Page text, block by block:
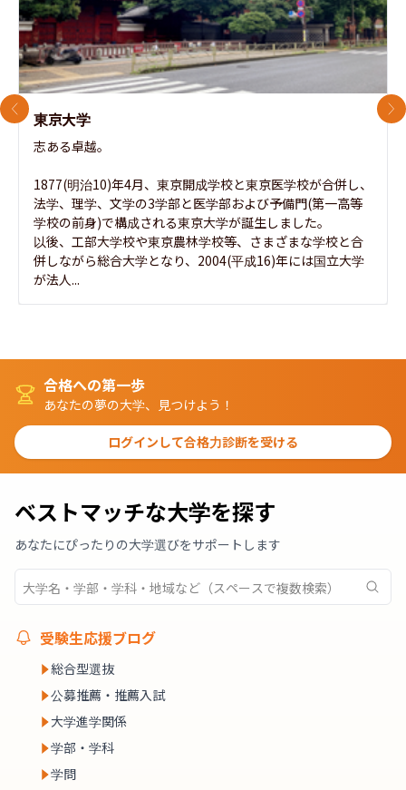
東京大学
志ある卓越。
1877(明治10)年4月、東京開成学校と東京医学校が合併し、
法学、理学、文学の3学部と医学部および予備門(第一高等
学校の前身)で構成される東京大学が誕生しました。
以後、工部大学校や東京農林学校等、さまざまな学校と合
併しながら総合大学となり、2004(平成16)年には国立大学
が法人...
前のスライド 次
合格への第一歩
あなたの夢の大学、見つけよう！
ログインして合格力診断を受ける
ベストマッチな大学を探す
あなたにぴったりの大学選びをサポートします
受験生応援ブログ
総合型選抜
公募推薦・推薦入試
大学進学関係
学部・学科
学問